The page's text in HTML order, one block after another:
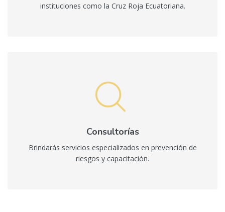
instituciones como la Cruz Roja Ecuatoriana.
Consultorías
Brindarás servicios especializados en prevención de
riesgos y capacitación.